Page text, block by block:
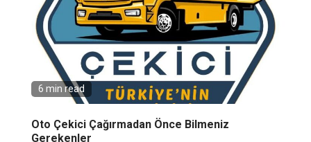
6 min read
Oto Çekici Çağırmadan Önce Bilmeniz
Gerekenler